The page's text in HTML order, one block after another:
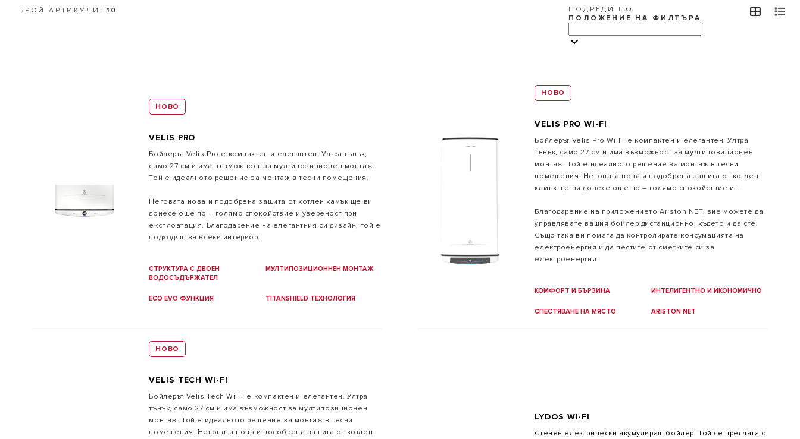
VISIT
осигури перфектната комбинация от висока
ефективност, енергоспестяване и италиански дизайн.
БРОЙ АРТИКУЛИ:10
ПОДРЕДИ ПО
ПОЛОЖЕНИЕ НА ФИЛТЪРА
НОВО
VELIS PRO
Бойлерът Velis Pro е компактен и елегантен. Ултра тънък,
само 27 см и има възможност за мултипозиционен монтаж.
Той е идеалното решение за монтаж в тесни помещения.
Неговата нова и подобрена защита от котлен камък ще ви
донесе още по – голямо спокойствие и увереност при
експлоатация. Благодарение на елегантния си дизайн, той е
подходящ за всеки интериор.
СТРУКТУРА С ДВОЕН
ВОДОСЪДЪРЖАТЕЛ
МУЛТИПОЗИЦИОННЕН МОНТАЖ
ECO EVO ФУНКЦИЯ TITANSHIELD ТЕХНОЛОГИЯ
НОВО
VELIS PRO WI-FI
Бойлерът Velis Pro Wi-Fi е компактен и елегантен. Ултра
тънък, само 27 см и има възможност за мултипозиционен
монтаж. Той е идеалното решение за монтаж в тесни
помещения. Неговата нова и подобрена защита от котлен
камък ще ви донесе още по – голямо спокойствие и
си дизайн, той е подходящ за всеки интериор.
Благодарение на приложението Ariston NET, вие можете да
управлявате вашия бойлер дистанционно, където и да сте.
Също така ви помага да контролирате консумацията на
електроенергия и да пестите от сметките си за
електроенергия.
КОМФОРТ И БЪРЗИНА ИНТЕЛИГЕНТНО И ИКОНОМИЧНО
СПЕСТЯВАНЕ НА МЯСТО ARISTON NET
НОВО
VELIS TECH WI-FI
Бойлерът Velis Tech Wi-Fi е компактен и елегантен. Ултра
тънък, само 27 см и има възможност за мултипозиционен
монтаж. Той е идеалното решение за монтаж в тесни
помещения. Неговата нова и подобрена защита от котлен
LYDOS WI-FI
Стенен електрически акумулиращ бойлер. Той се предлага с